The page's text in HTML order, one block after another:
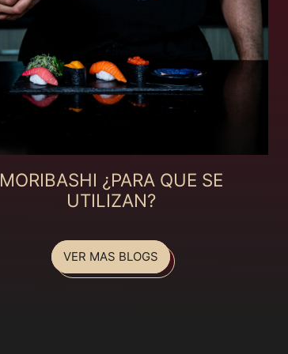
MORIBASHI ¿PARA QUE SE
UTILIZAN?
VER MAS BLOGS